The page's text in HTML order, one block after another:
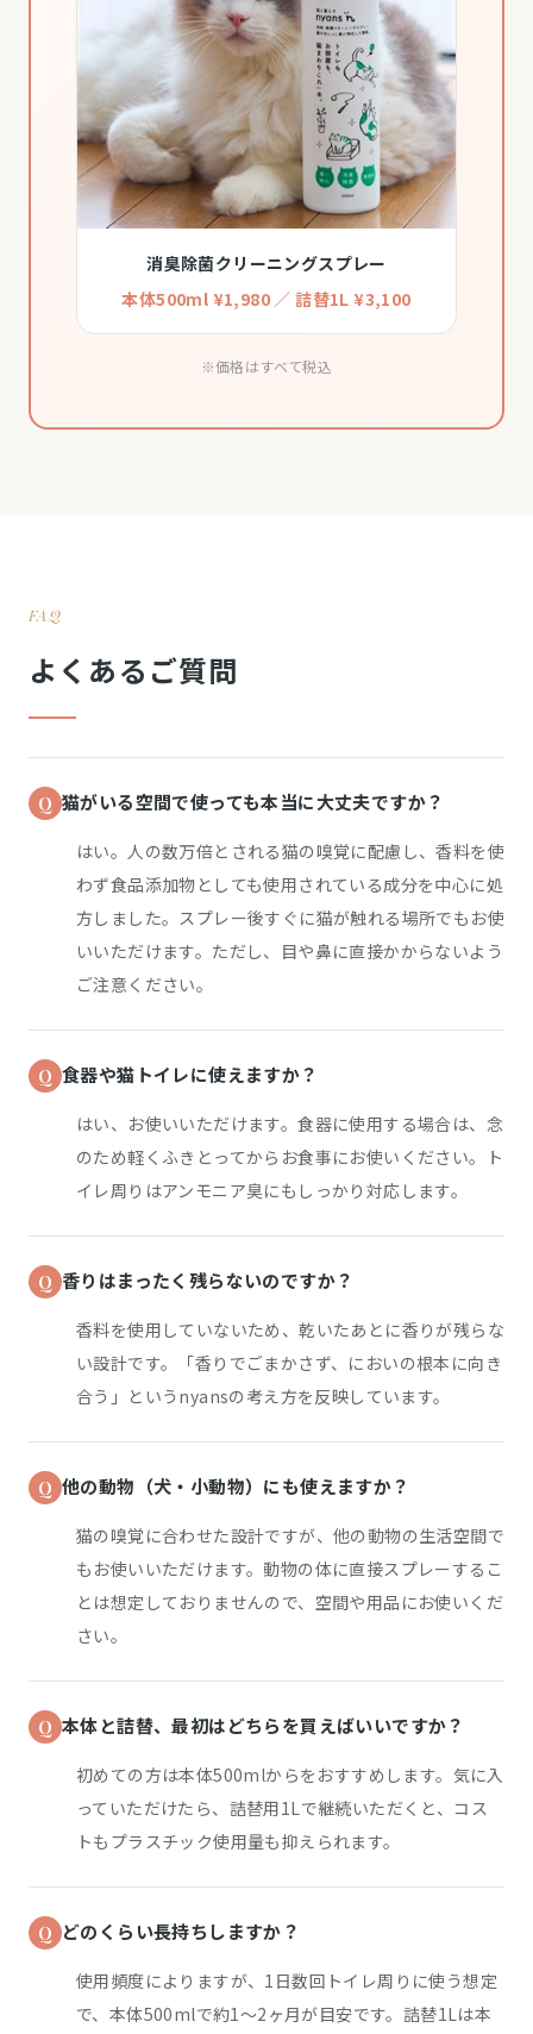
消臭除菌クリーニングスプレー
本体500ml ¥1,980 ／ 詰替1L ¥3,100
※価格はすべて税込
FAQ
よくあるご質問
猫がいる空間で使っても本当に大丈夫ですか？
はい。人の数万倍とされる猫の嗅覚に配慮し、香料を使
わず食品添加物としても使用されている成分を中心に処
方しました。スプレー後すぐに猫が触れる場所でもお使
いいただけます。ただし、目や鼻に直接かからないよう
ご注意ください。
食器や猫トイレに使えますか？
はい、お使いいただけます。食器に使用する場合は、念
のため軽くふきとってからお食事にお使いください。ト
イレ周りはアンモニア臭にもしっかり対応します。
香りはまったく残らないのですか？
香料を使用していないため、乾いたあとに香りが残らな
い設計です。「香りでごまかさず、においの根本に向き
合う」というnyansの考え方を反映しています。
他の動物（犬・小動物）にも使えますか？
猫の嗅覚に合わせた設計ですが、他の動物の生活空間で
もお使いいただけます。動物の体に直接スプレーするこ
とは想定しておりませんので、空間や用品にお使いくだ
さい。
本体と詰替、最初はどちらを買えばいいですか？
初めての方は本体500mlからをおすすめします。気に入
っていただけたら、詰替用1Lで継続いただくと、コス
トもプラスチック使用量も抑えられます。
どのくらい長持ちしますか？
使用頻度によりますが、1日数回トイレ周りに使う想定
で、本体500mlで約1〜2ヶ月が目安です。詰替1Lは本